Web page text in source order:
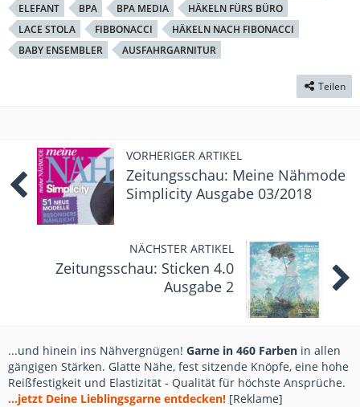
ELEFANT
BPA BPA MEDIA
HÄKELN FÜRS BÜRO
LACE STOLA
FIBBONACCI
HÄKELN NACH FIBONACCI
BABY ENSEMBLER
AUSFAHRGARNITUR
Teilen
VORHERIGER ARTIKEL
Zeitungsschau: Meine Nähmode
Simplicity Ausgabe 03/2018
NÄCHSTER ARTIKEL
Zeitungsschau: Sticken 4.0
Ausgabe 2
...und hinein ins Nähvergnügen! Garne in 460 Farben in allen
gängigen Stärken. Glatte Nähe, fest sitzende Knöpfe, eine hohe
Reißfestigkeit und Elastizität - Qualität für höchste Ansprüche.
...jetzt Deine Lieblingsgarne entdecken! [Reklame]